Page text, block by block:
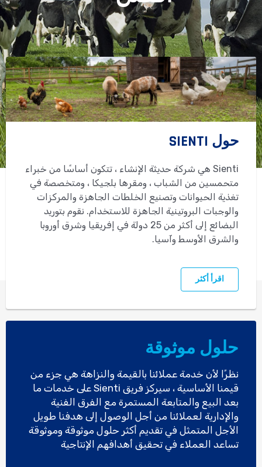
v
i
o
u
s
t
حول SIENTI
Sienti هي شركة حديثة الإنشاء ، تتكون أساسًا من خبراء
متحمسين من الشباب ، ومقرها بلجيكا ، ومتخصصة في
تغذية الحيوانات وتصنيع الخلطات الجاهزة والمركزات
والوجبات البروتينية الجاهزة للاستخدام. نقوم بتوريد
البضائع إلى أكثر من 25 دولة في إفريقيا وشرق أوروبا
والشرق الأوسط وآسيا.
اقرأ أكثر
حلول موثوقة
نظرًا لأن خدمة عملائنا بالقيمة والنزاهة هي جزء من
قيمنا الأساسية ، سيركز فريق Sienti على خدمات ما
بعد البيع والمتابعة المستمرة مع الفرق الفنية
والإدارية لعملائنا من أجل الوصول إلى هدفنا طويل
الأجل المتمثل في تقديم أكثر حلول موثوقة وموثوقة
تساعد العملاء في تحقيق أهدافهم الإنتاجية